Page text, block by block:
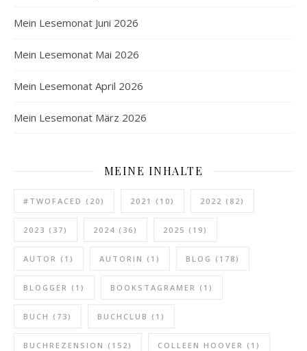
Mein Lesemonat Juni 2026
Mein Lesemonat Mai 2026
Mein Lesemonat April 2026
Mein Lesemonat März 2026
MEINE INHALTE
#TWOFACED (20) 2021 (10) 2022 (82)
2023 (37) 2024 (36) 2025 (19)
AUTOR (1) AUTORIN (1) BLOG (178)
BLOGGER (1) BOOKSTAGRAMER (1)
BUCH (73) BUCHCLUB (1)
BUCHREZENSION (152) COLLEEN HOOVER (1)